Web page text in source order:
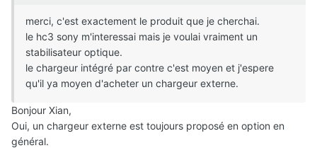
merci, c'est exactement le produit que je cherchai.
le hc3 sony m'interessai mais je voulai vraiment un
stabilisateur optique.
le chargeur intégré par contre c'est moyen et j'espere
qu'il ya moyen d'acheter un chargeur externe.
Bonjour Xian,
Oui, un chargeur externe est toujours proposé en option en
général.